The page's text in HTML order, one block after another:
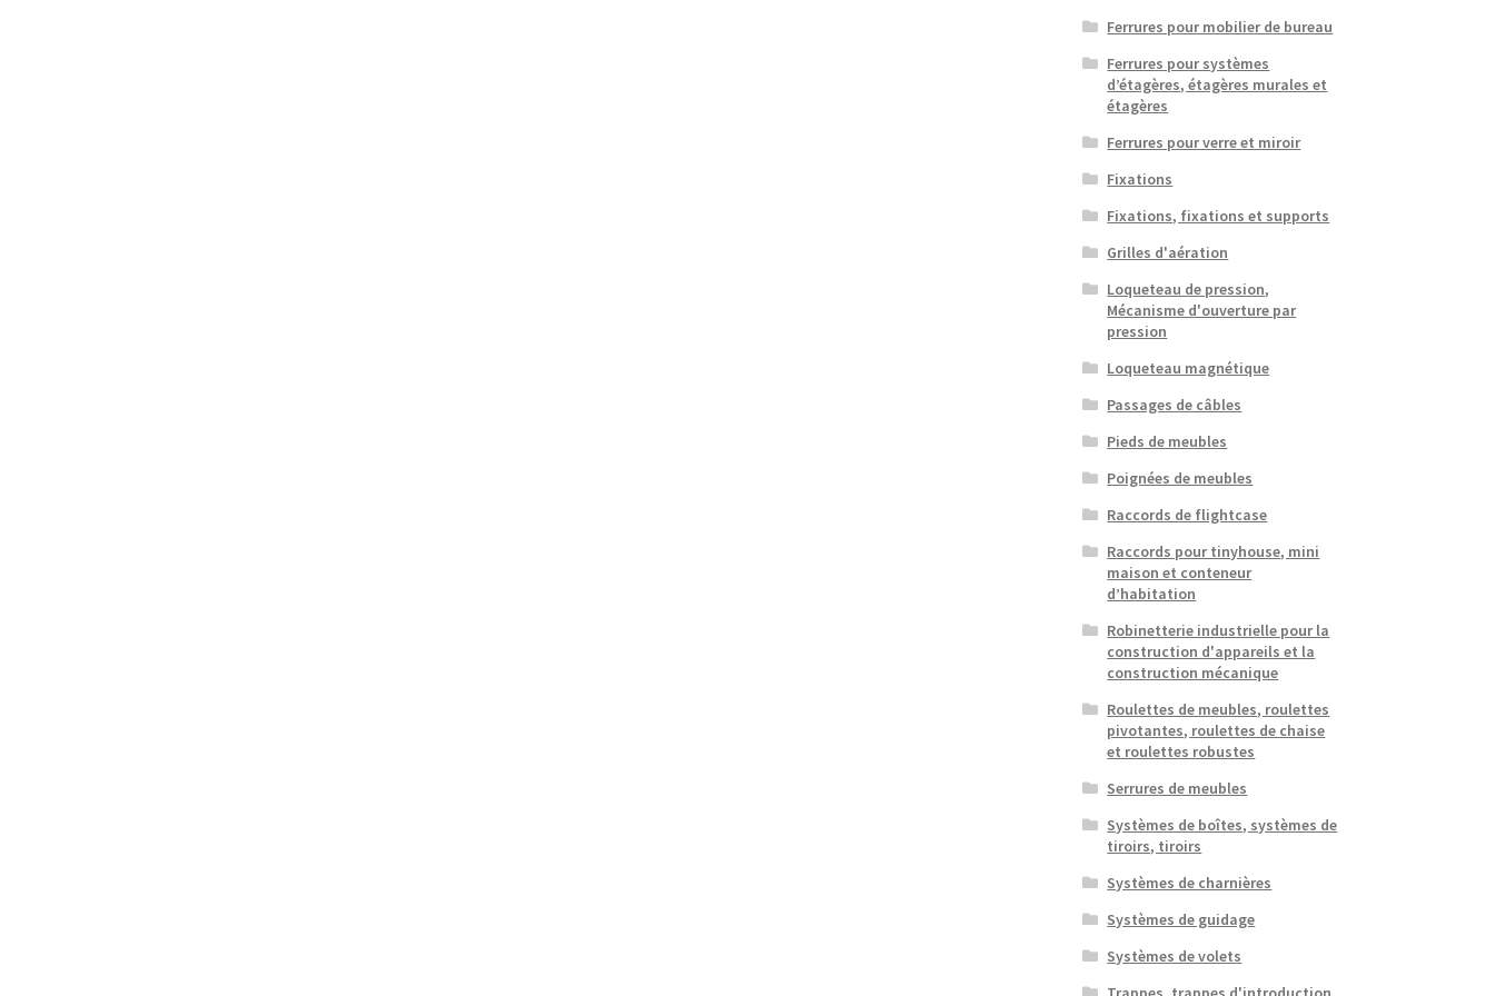
Ferrures pour mobilier de bureau
Ferrures pour systèmes
d’étagères, étagères murales et
étagères
Ferrures pour verre et miroir
Fixations
Fixations, fixations et supports
Grilles d'aération
Loqueteau de pression,
Mécanisme d'ouverture par
pression
Loqueteau magnétique
Passages de câbles
Pieds de meubles
Poignées de meubles
Raccords de flightcase
Raccords pour tinyhouse, mini
maison et conteneur
d’habitation
Robinetterie industrielle pour la
construction d'appareils et la
construction mécanique
Roulettes de meubles, roulettes
pivotantes, roulettes de chaise
et roulettes robustes
Serrures de meubles
Systèmes de boîtes, systèmes de
tiroirs, tiroirs
Systèmes de charnières
Systèmes de guidage
Systèmes de volets